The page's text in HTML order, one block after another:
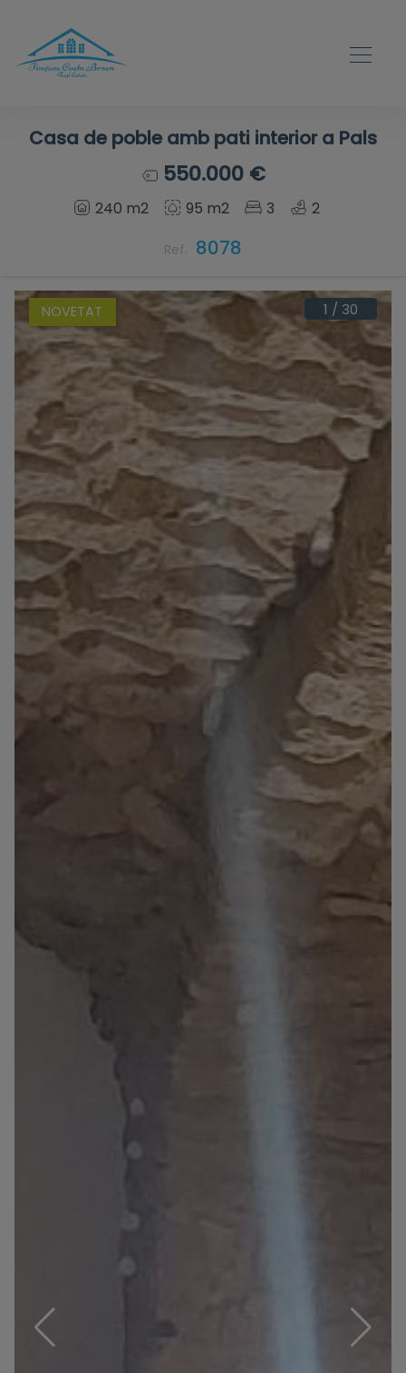
Casa de poble amb pati interior a Pals
550.000 €
240 m2 95 m2 3 2
Ref. 8078
NOVETAT 1 / 30